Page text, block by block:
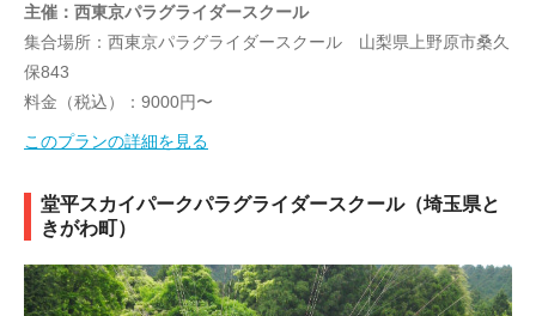
主催：西東京パラグライダースクール
集合場所：西東京パラグライダースクール 山梨県上野原市桑久
保843
料金（税込）：9000円〜
このプランの詳細を見る
堂平スカイパークパラグライダースクール（埼玉県と
きがわ町）